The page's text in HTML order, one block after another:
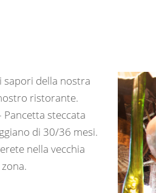
sapori della nostra
ristorante.
steccata
di 30/36 mesi.
nella vecchia